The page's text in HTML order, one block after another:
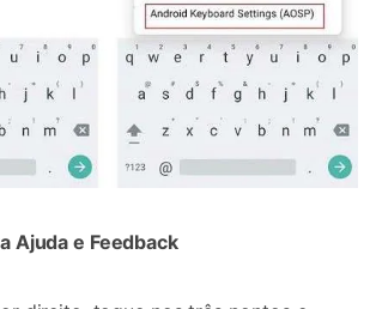
Ajuda e Feedback